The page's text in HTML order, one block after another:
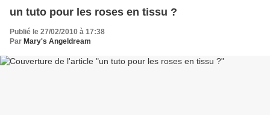
un tuto pour les roses en tissu ?
Publié le 27/02/2010 à 17:38
Par Mary's Angeldream